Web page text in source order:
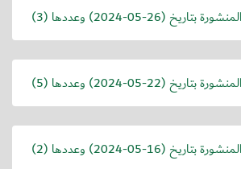
بتاريخ (2024-05-26) وعددها (3)
بتاريخ (2024-05-22) وعددها (5)
بتاريخ (2024-05-16) وعددها (2)